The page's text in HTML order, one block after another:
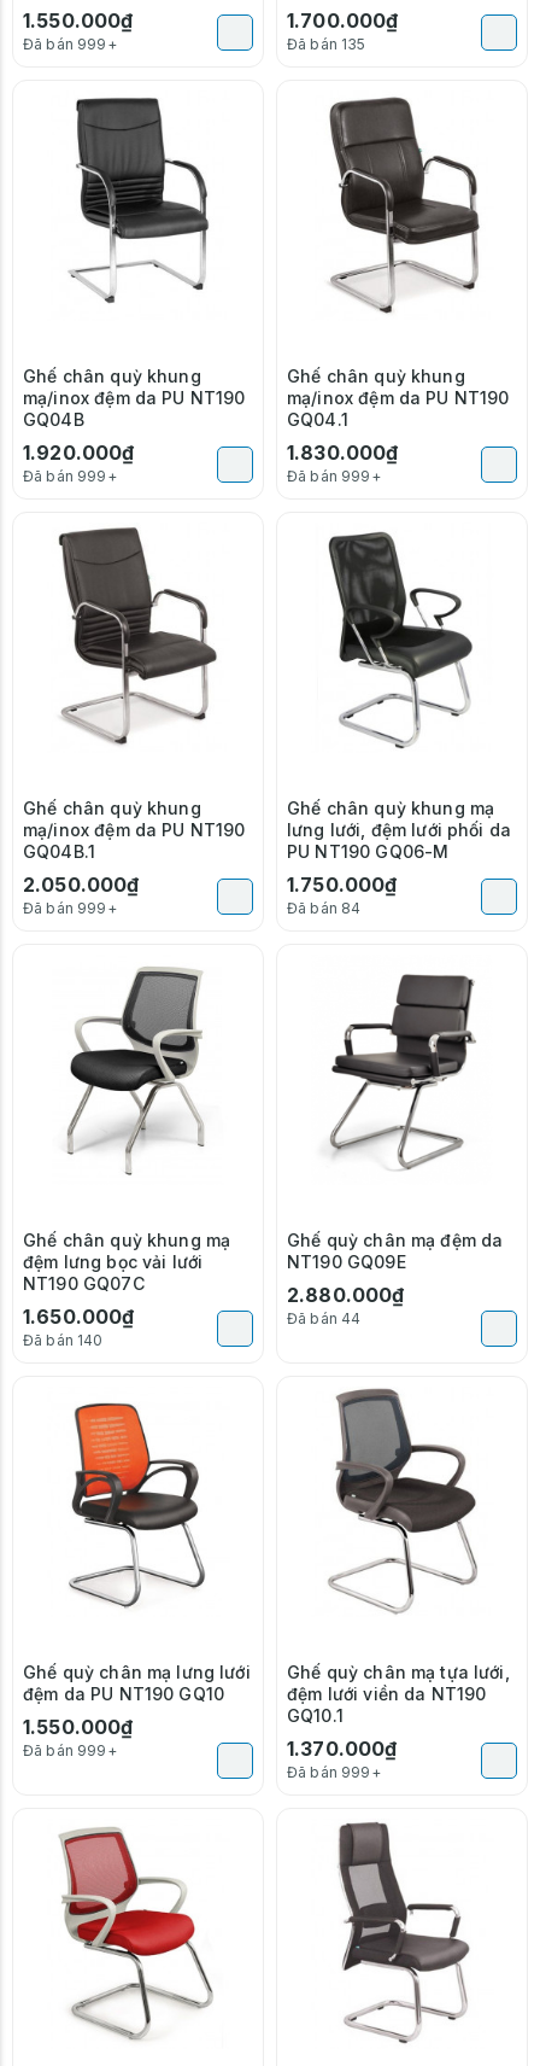
1.550.000₫
Đã bán 999+
1.700.000₫
Đã bán 135
Ghế chân quỳ khung
mạ/inox đệm da PU NT190
GQ04B
1.920.000₫
Đã bán 999+
Ghế chân quỳ khung
mạ/inox đệm da PU NT190
GQ04.1
1.830.000₫
Đã bán 999+
Ghế chân quỳ khung
mạ/inox đệm da PU NT190
GQ04B.1
2.050.000₫
Đã bán 999+
Ghế chân quỳ khung mạ
lưng lưới, đệm lưới phối da
PU NT190 GQ06-M
1.750.000₫
Đã bán 84
Ghế chân quỳ khung mạ
đệm lưng bọc vải lưới
NT190 GQ07C
1.650.000₫
Đã bán 140
Ghế quỳ chân mạ đệm da
NT190 GQ09E
2.880.000₫
Đã bán 44
Ghế quỳ chân mạ lưng lưới
đệm da PU NT190 GQ10
1.550.000₫
Đã bán 999+
Ghế quỳ chân mạ tựa lưới,
đệm lưới viền da NT190
GQ10.1
1.370.000₫
Đã bán 999+